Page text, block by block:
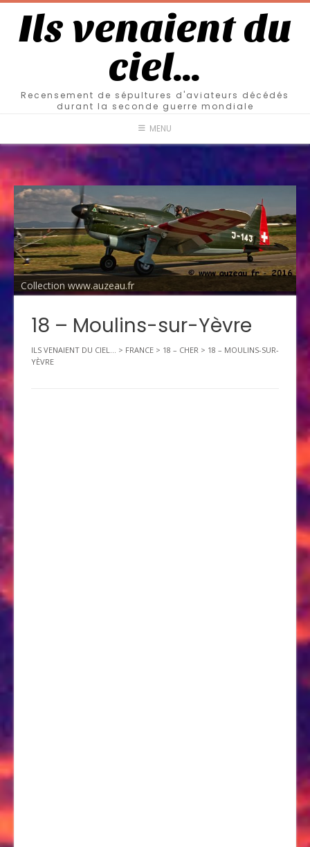
Ils venaient du
ciel…
Recensement de sépultures d'aviateurs décédés
durant la seconde guerre mondiale
MENU
Collection www.auzeau.fr
18 – Moulins-sur-Yèvre
ILS VENAIENT DU CIEL... > FRANCE > 18 – CHER > 18 – MOULINS-SUR-
YÈVRE